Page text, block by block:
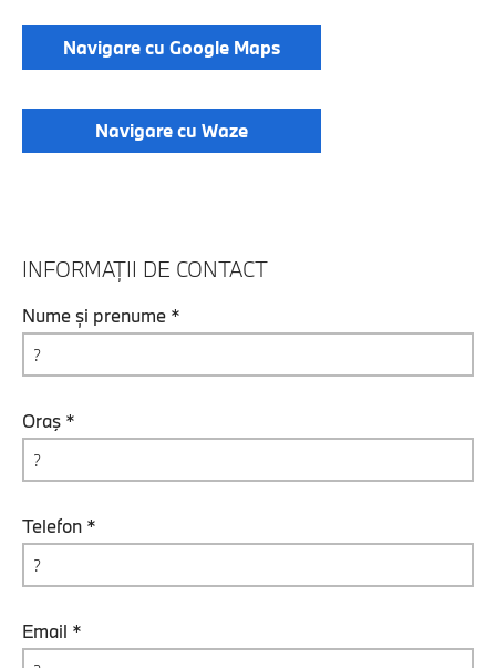
Navigare cu Google Maps
Navigare cu Waze
INFORMAȚII DE CONTACT
Nume și prenume *
Oraş *
Telefon *
Email *